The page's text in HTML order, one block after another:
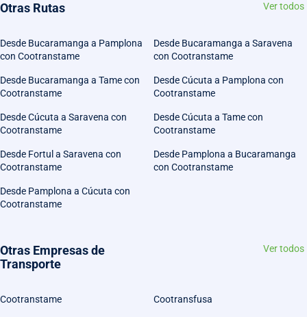
Otras Rutas Ver todos
Desde Bucaramanga a Pamplona
con Cootranstame
Desde Bucaramanga a Saravena
con Cootranstame
Desde Bucaramanga a Tame con
Cootranstame
Desde Cúcuta a Pamplona con
Cootranstame
Desde Cúcuta a Saravena con
Cootranstame
Desde Cúcuta a Tame con
Cootranstame
Desde Fortul a Saravena con
Cootranstame
Desde Pamplona a Bucaramanga
con Cootranstame
Desde Pamplona a Cúcuta con
Cootranstame
Otras Empresas de
Transporte
Ver todos
Cootranstame Cootransfusa